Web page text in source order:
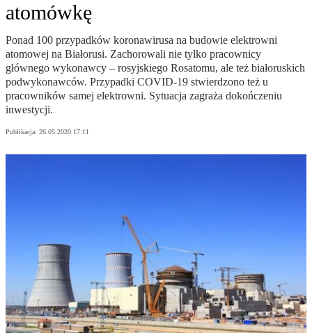
atomówkę
Ponad 100 przypadków koronawirusa na budowie elektrowni
atomowej na Białorusi. Zachorowali nie tylko pracownicy
głównego wykonawcy – rosyjskiego Rosatomu, ale też białoruskich
podwykonawców. Przypadki COVID-19 stwierdzono też u
pracowników samej elektrowni. Sytuacja zagraża dokończeniu
inwestycji.
Publikacja: 26.05.2020 17:11